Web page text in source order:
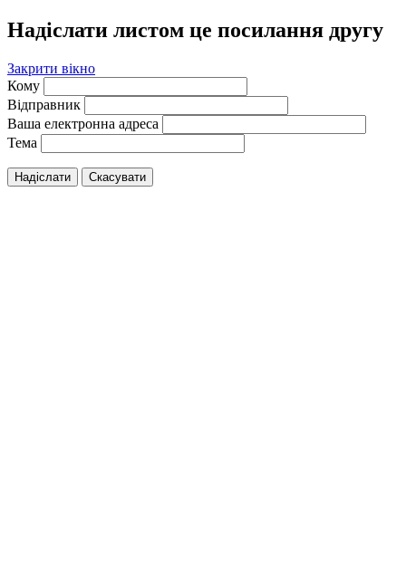
Надіслати листом це посилання другу
Закрити вікно
Кому
Відправник
Ваша електронна адреса
Тема
Надіслати Скасувати